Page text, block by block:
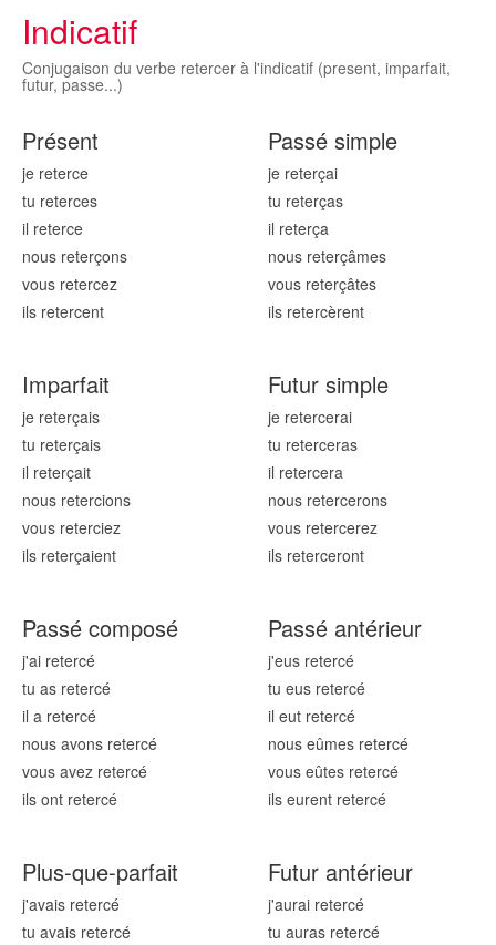
Indicatif
Conjugaison du verbe retercer à l'indicatif (present, imparfait,
futur, passe...)
Présent
je reterce
tu reterces
il reterce
nous reterçons
vous retercez
ils retercent
Passé simple
je reterçai
tu reterças
il reterça
nous reterçâmes
vous reterçâtes
ils retercèrent
Imparfait
je reterçais
tu reterçais
il reterçait
nous retercions
vous reterciez
ils reterçaient
Futur simple
je retercerai
tu reterceras
il retercera
nous retercerons
vous retercerez
ils reterceront
Passé composé
j'ai retercé
tu as retercé
il a retercé
nous avons retercé
vous avez retercé
ils ont retercé
Passé antérieur
j'eus retercé
tu eus retercé
il eut retercé
nous eûmes retercé
vous eûtes retercé
ils eurent retercé
Plus-que-parfait
j'avais retercé
tu avais retercé
Futur antérieur
j'aurai retercé
tu auras retercé